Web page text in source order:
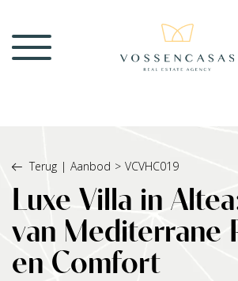
Terug | Aanbod > VCVHC019
Luxe Villa in
van Mediterrane
en Comfort